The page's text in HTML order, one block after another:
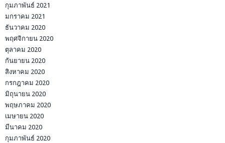
กุมภาพันธ์ 2021
มกราคม 2021
ธันวาคม 2020
พฤศจิกายน 2020
ตุลาคม 2020
กันยายน 2020
สิงหาคม 2020
กรกฎาคม 2020
มิถุนายน 2020
พฤษภาคม 2020
เมษายน 2020
มีนาคม 2020
กุมภาพันธ์ 2020